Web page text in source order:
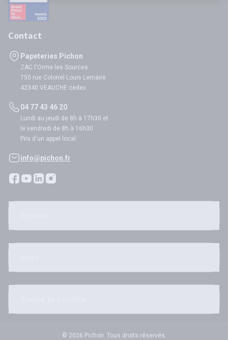
Contact
Papeteries Pichon
ZAC l'Orme les Sources
750 rue Colonel Louis Lemaire
42340 VEAUCHE cedex
04 77 43 46 20
Lundi au jeudi de 8h à 17h30 et
le vendredi de 8h à 16h30
Prix d'un appel local
info@pichon.fr
© 2026 Pichon. Tous droits réservés.